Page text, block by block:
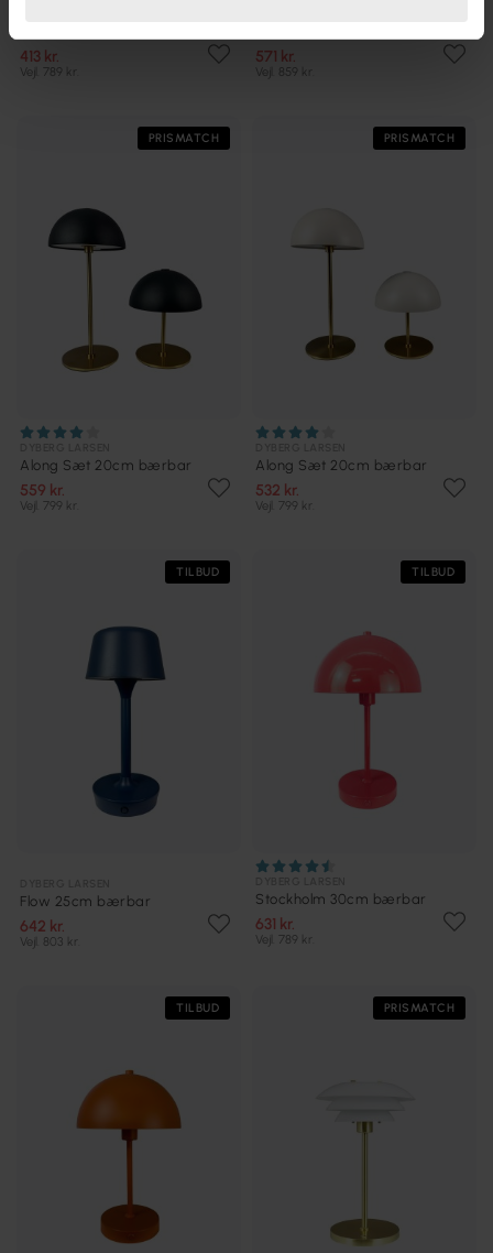
413 kr.
Vejl. 789 kr.
571 kr.
Vejl. 859 kr.
PRISMATCH
Along Sæt 20cm bærbar
559 kr.
Vejl. 799 kr.
PRISMATCH
Along Sæt 20cm bærbar
532 kr.
Vejl. 799 kr.
TILBUD
Flow 25cm bærbar
642 kr.
Vejl. 803 kr.
TILBUD
Stockholm 30cm bærbar
631 kr.
Vejl. 789 kr.
TILBUD PRISMATCH